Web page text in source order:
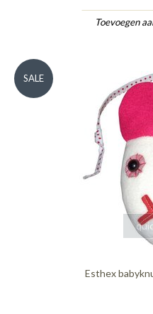
Toevoegen
SALE
Esthex